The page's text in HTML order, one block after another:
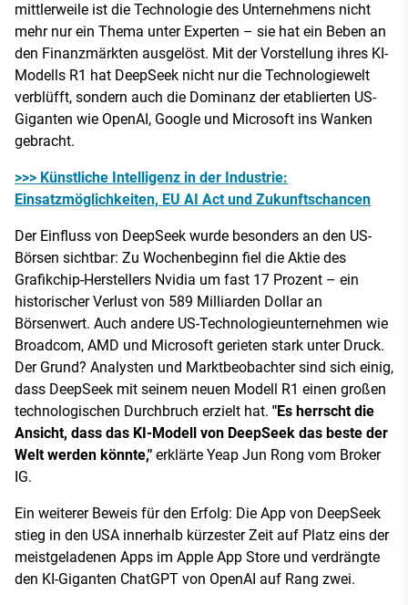
mittlerweile ist die Technologie des Unternehmens nicht
mehr nur ein Thema unter Experten – sie hat ein Beben an
den Finanzmärkten ausgelöst. Mit der Vorstellung ihres KI-
Modells R1 hat DeepSeek nicht nur die Technologiewelt
verblüfft, sondern auch die Dominanz der etablierten US-
Giganten wie OpenAI, Google und Microsoft ins Wanken
gebracht.
>>> Künstliche Intelligenz in der Industrie:
Einsatzmöglichkeiten, EU AI Act und Zukunftschancen
Der Einfluss von DeepSeek wurde besonders an den US-
Börsen sichtbar: Zu Wochenbeginn fiel die Aktie des
Grafikchip-Herstellers Nvidia um fast 17 Prozent – ein
historischer Verlust von 589 Milliarden Dollar an
Börsenwert. Auch andere US-Technologieunternehmen wie
Broadcom, AMD und Microsoft gerieten stark unter Druck.
Der Grund? Analysten und Marktbeobachter sind sich einig,
dass DeepSeek mit seinem neuen Modell R1 einen großen
technologischen Durchbruch erzielt hat. "Es herrscht die
Ansicht, dass das KI-Modell von DeepSeek das beste der
Welt werden könnte," erklärte Yeap Jun Rong vom Broker
IG.
Ein weiterer Beweis für den Erfolg: Die App von DeepSeek
stieg in den USA innerhalb kürzester Zeit auf Platz eins der
meistgeladenen Apps im Apple App Store und verdrängte
den KI-Giganten ChatGPT von OpenAI auf Rang zwei.